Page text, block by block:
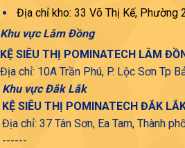
Địa chỉ kho: 33 Võ Thị Kế, Phường
Khu vực Lâm Đồng
KỆ SIÊU THỊ POMINATECH LÂM
Địa chỉ: 10A Trần Phú, P. Lộc Sơn Tp
Khu vực Đắk Lắk
KỆ SIÊU THỊ POMINATECH ĐẮK
Địa chỉ: 37 Tân Sơn, Ea Tam, Thành
------